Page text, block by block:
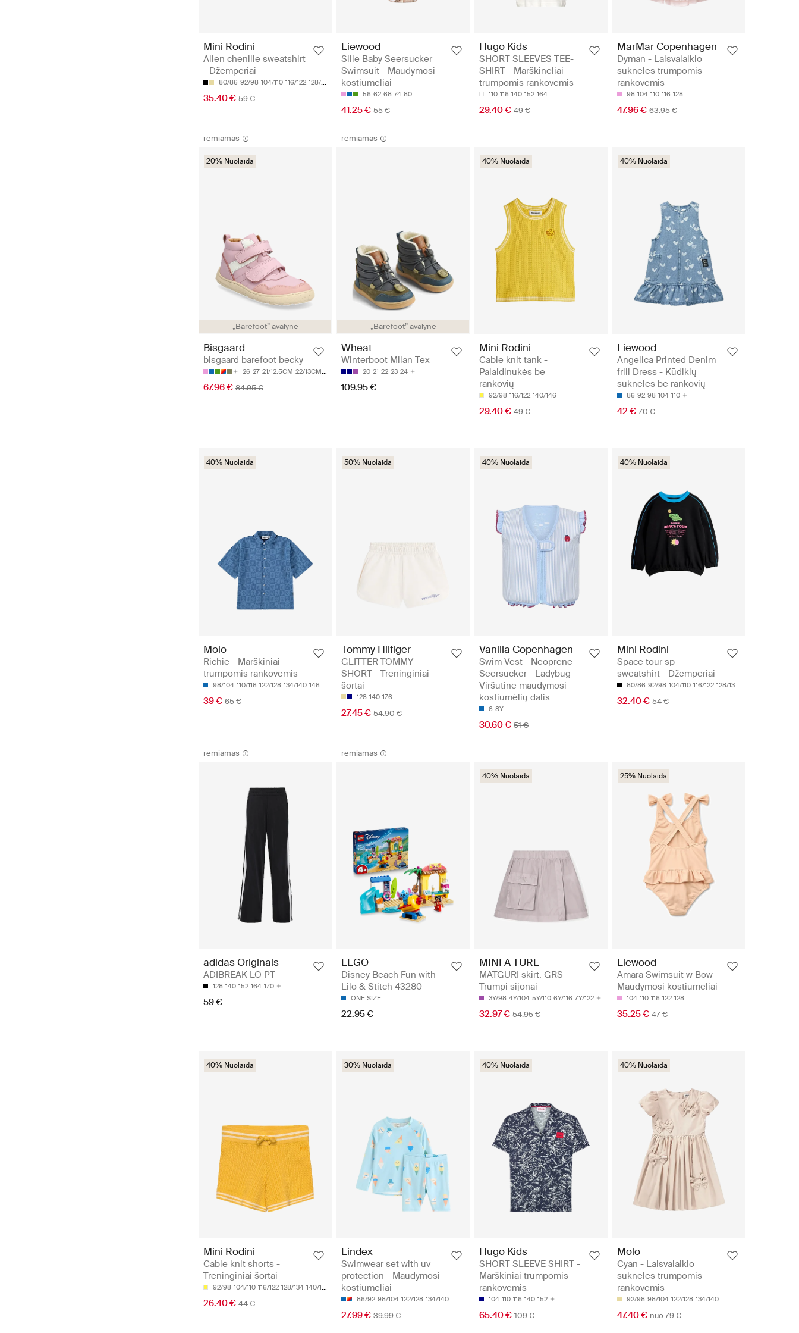
Mini Rodini
Alien chenille sweatshirt
- Džemperiai
80/86 92/98 104/110 116/122 128/134
35.40 € 59 €
Liewood
Sille Baby Seersucker
Swimsuit - Maudymosi
kostiumėliai
56 62 68 74 80
41.25 € 55 €
Hugo Kids
SHORT SLEEVES TEE-
SHIRT - Marškinėliai
trumpomis rankovėmis
110 116 140 152 164
29.40 € 49 €
MarMar Copenhagen
Dyman - Laisvalaikio
suknelės trumpomis
rankovėmis
98 104 110 116 128
47.96 € 63.95 €
remiamas
„Barefoot” avalynė
20% Nuolaida
Bisgaard
bisgaard barefoot becky
26 27 21/12.5CM 22/13CM 23/13.5CM
67.96 € 84.95 €
remiamas
„Barefoot” avalynė
Wheat
Winterboot Milan Tex
20 21 22 23 24
109.95 €
40% Nuolaida
Mini Rodini
Cable knit tank -
Palaidinukės be
rankovių
92/98 116/122 140/146
29.40 € 49 €
40% Nuolaida
Liewood
Angelica Printed Denim
frill Dress - Kūdikių
suknelės be rankovių
86 92 98 104 110
42 € 70 €
40% Nuolaida
Molo
Richie - Marškiniai
trumpomis rankovėmis
98/104 110/116 122/128 134/140 146/152
39 € 65 €
50% Nuolaida
Tommy Hilfiger
GLITTER TOMMY
SHORT - Treninginiai
šortai
128 140 176
27.45 € 54.90 €
40% Nuolaida
Vanilla Copenhagen
Swim Vest - Neoprene -
Seersucker - Ladybug -
Viršutinė maudymosi
kostiumėlių dalis
6-8Y
30.60 € 51 €
40% Nuolaida
Mini Rodini
Space tour sp
sweatshirt - Džemperiai
80/86 92/98 104/110 116/122 128/134
32.40 € 54 €
remiamas
adidas Originals
ADIBREAK LO PT
128 140 152 164 170
59 €
remiamas
LEGO
Disney Beach Fun with
Lilo & Stitch 43280
ONE SIZE
22.95 €
40% Nuolaida
MINI A TURE
MATGURI skirt. GRS -
Trumpi sijonai
3Y/98 4Y/104 5Y/110 6Y/116 7Y/122
32.97 € 54.95 €
25% Nuolaida
Liewood
Amara Swimsuit w Bow -
Maudymosi kostiumėliai
104 110 116 122 128
35.25 € 47 €
40% Nuolaida
Mini Rodini
Cable knit shorts -
Treninginiai šortai
92/98 104/110 116/122 128/134 140/146
26.40 € 44 €
30% Nuolaida
Lindex
Swimwear set with uv
protection - Maudymosi
kostiumėliai
86/92 98/104 122/128 134/140
27.99 € 39.99 €
40% Nuolaida
Hugo Kids
SHORT SLEEVE SHIRT -
Marškiniai trumpomis
rankovėmis
104 110 116 140 152
65.40 € 109 €
40% Nuolaida
Molo
Cyan - Laisvalaikio
suknelės trumpomis
rankovėmis
92/98 98/104 122/128 134/140
47.40 € nuo 79 €